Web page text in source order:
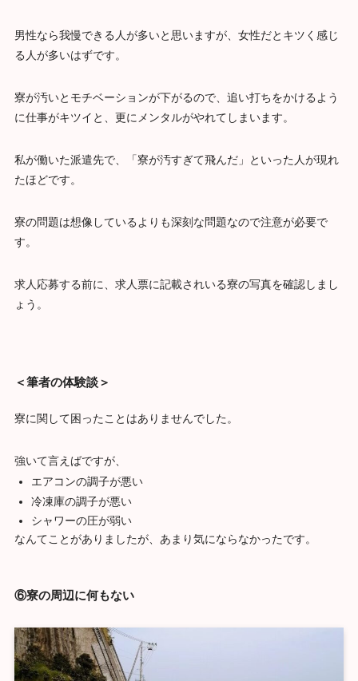
男性なら我慢できる人が多いと思いますが、女性だとキツく感じ
る人が多いはずです。
寮が汚いとモチベーションが下がるので、追い打ちをかけるよう
に仕事がキツイと、更にメンタルがやれてしまいます。
私が働いた派遣先で、「寮が汚すぎて飛んだ」といった人が現れ
たほどです。
寮の問題は想像しているよりも深刻な問題なので注意が必要で
す。
求人応募する前に、求人票に記載されいる寮の写真を確認しまし
ょう。
＜筆者の体験談＞
寮に関して困ったことはありませんでした。
強いて言えばですが、
エアコンの調子が悪い
冷凍庫の調子が悪い
シャワーの圧が弱い
なんてことがありましたが、あまり気にならなかったです。
⑥寮の周辺に何もない